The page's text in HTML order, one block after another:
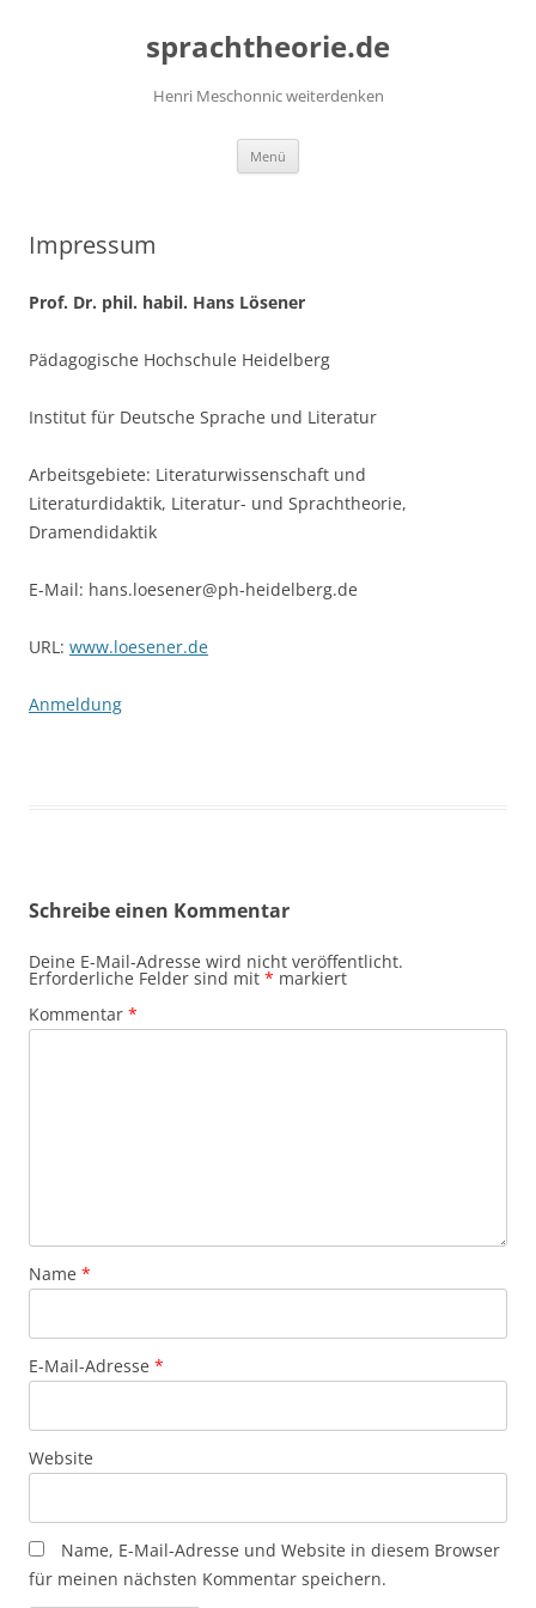
sprachtheorie.de
Henri Meschonnic weiterdenken
Menü
Impressum
Prof. Dr. phil. habil. Hans Lösener
Pädagogische Hochschule Heidelberg
Institut für Deutsche Sprache und Literatur
Arbeitsgebiete: Literaturwissenschaft und
Literaturdidaktik, Literatur- und Sprachtheorie,
Dramendidaktik
E-Mail: hans.loesener@ph-heidelberg.de
URL: www.loesener.de
Anmeldung
Schreibe einen Kommentar
Deine E-Mail-Adresse wird nicht veröffentlicht.
Erforderliche Felder sind mit * markiert
Kommentar *
Name *
E-Mail-Adresse *
Website
Name, E-Mail-Adresse und Website in diesem Browser
für meinen nächsten Kommentar speichern.